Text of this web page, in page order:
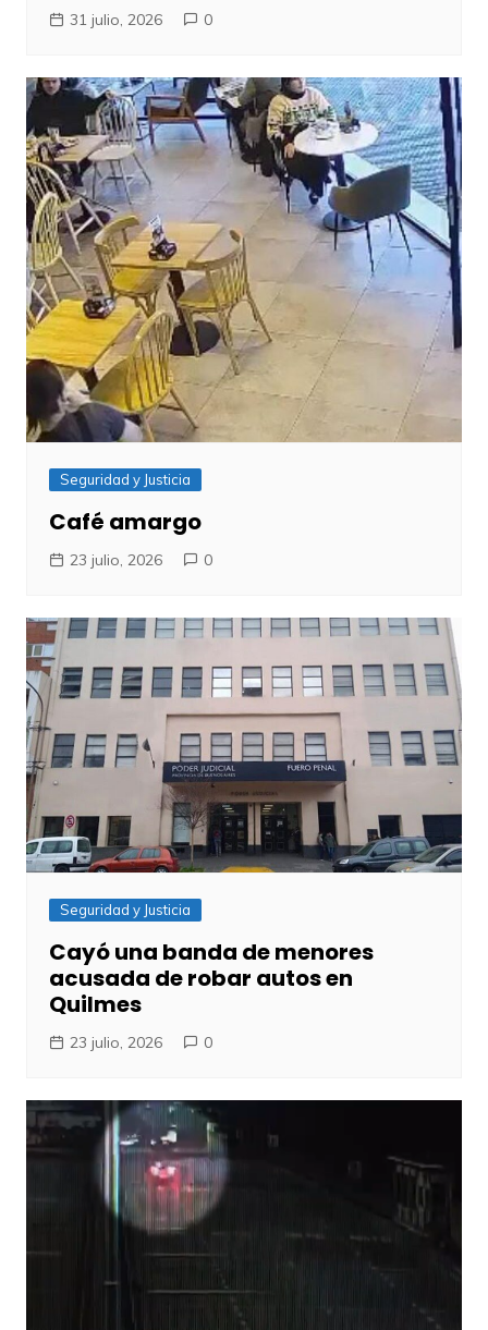
31 julio, 2026 0
Seguridad y Justicia
Café amargo
23 julio, 2026 0
Seguridad y Justicia
Cayó una banda de menores
acusada de robar autos en
Quilmes
23 julio, 2026 0